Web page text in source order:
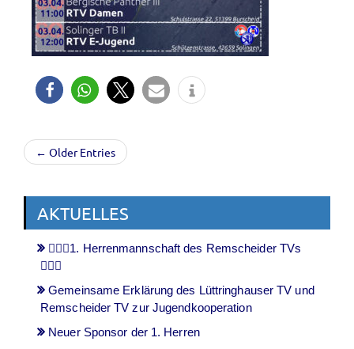
← Older Entries
AKTUELLES
🤾🏻‍♂️1. Herrenmannschaft des Remscheider TVs
🤾🏻‍♂️
Gemeinsame Erklärung des Lüttringhauser TV und
Remscheider TV zur Jugendkooperation
Neuer Sponsor der 1. Herren